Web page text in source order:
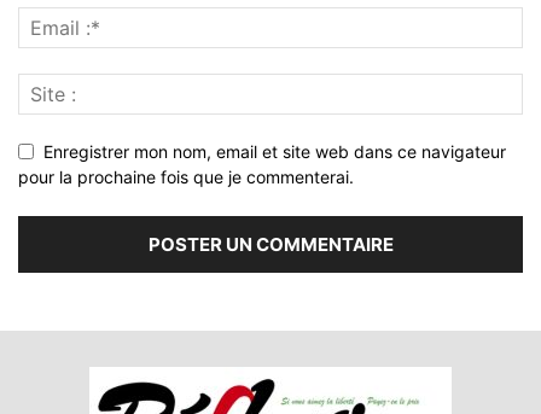
Enregistrer mon nom, email et site web dans ce navigateur
pour la prochaine fois que je commenterai.